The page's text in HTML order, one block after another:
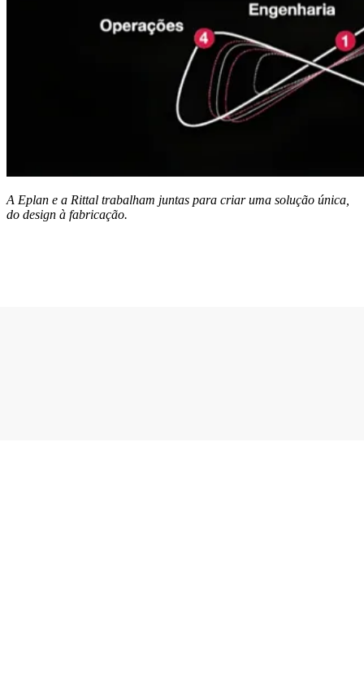
A Eplan e a Rittal trabalham juntas para criar uma solução única,
do design à fabricação.